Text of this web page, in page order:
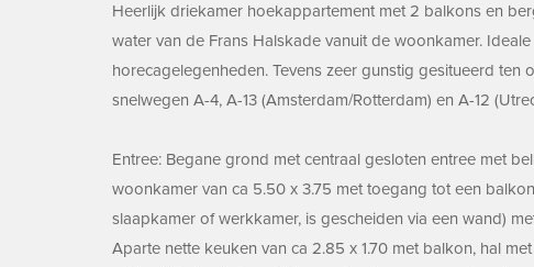
Heerlijk driekamer hoekappartement met 2 balkons en
water van de Frans Halskade vanuit de woonkamer.
horecagelegenheden. Tevens zeer gunstig gesitueerd ten
snelwegen A-4, A-13 (Amsterdam/Rotterdam) en A-12
Entree: Begane grond met centraal gesloten entree met
woonkamer van ca 5.50 x 3.75 met toegang tot een
slaapkamer of werkkamer, is gescheiden via een wand)
Aparte nette keuken van ca 2.85 x 1.70 met balkon, hal